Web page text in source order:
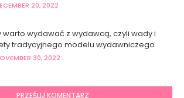
20, 2022
warto wydawać z wydawcą, czyli wady i
tradycyjnego modelu wydawniczego
30, 2022
PRZEŚLIJ KOMENTARZ